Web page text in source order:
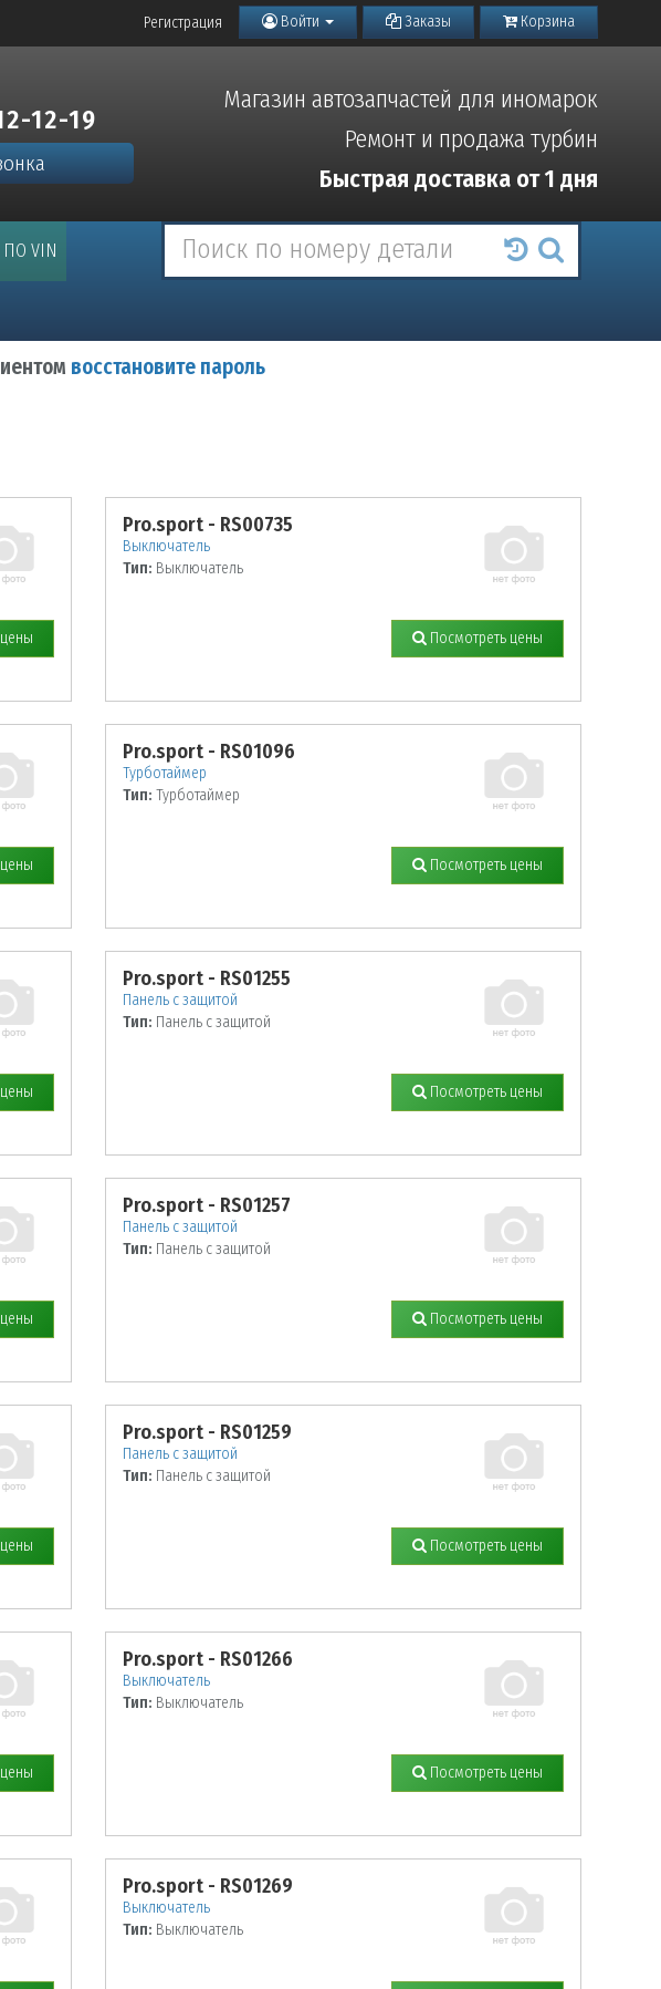
Регистрация Войти Заказы Корзина
12-19
Магазин автозапчастей для иномарок
Ремонт и продажа турбин
Быстрая доставка от 1 дня
VIN
восстановите пароль
Pro.sport - RS00735
Выключатель
Тип: Выключатель
Посмотреть цены
Pro.sport - RS01096
Турботаймер
Тип: Турботаймер
Посмотреть цены
Pro.sport - RS01255
Панель с защитой
Тип: Панель с защитой
Посмотреть цены
Pro.sport - RS01257
Панель с защитой
Тип: Панель с защитой
Посмотреть цены
Pro.sport - RS01259
Панель с защитой
Тип: Панель с защитой
Посмотреть цены
Pro.sport - RS01266
Выключатель
Тип: Выключатель
Посмотреть цены
Pro.sport - RS01269
Выключатель
Тип: Выключатель